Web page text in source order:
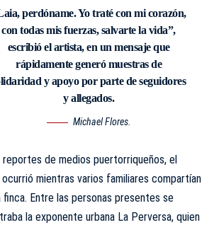
perdóname. Yo traté con mi corazón,
con todas mis fuerzas, salvarte la vida”,
escribió el artista, en un mensaje que
rápidamente generó muestras de
y apoyo por parte de seguidores
y allegados.
Michael Flores.
reportes de medios puertorriqueños, el
mientras varios familiares compartían
finca. Entre las personas presentes se
la exponente urbana La Perversa, quien